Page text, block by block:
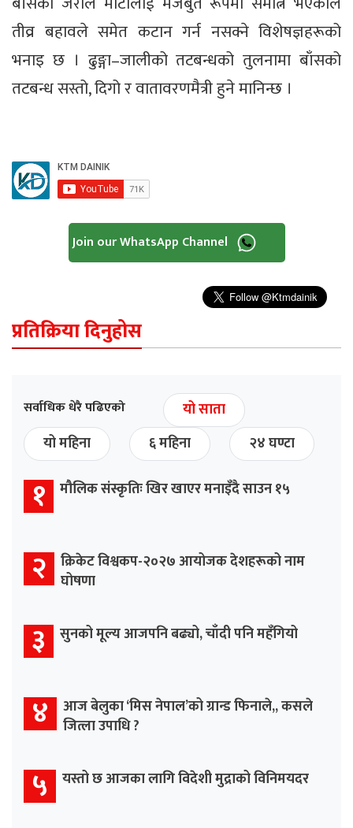
तीव्र बहावले समेत कटान गर्न नसक्ने विशेषज्ञहरूको
भनाइ छ । ढुङ्गा–जालीको तटबन्धको तुलनामा बाँसको
तटबन्ध सस्तो, दिगो र वातावरणमैत्री हुने मानिन्छ ।
Join our WhatsApp Channel
प्रतिक्रिया दिनुहोस
सर्वाधिक धेरै पढिएको
यो साता
यो महिना
६ महिना २४ घण्टा
१ मौलिक संस्कृतिः खिर खाएर मनाइँदै साउन १५
२ क्रिकेट विश्वकप-२०२७ आयोजक देशहरूको नाम
घोषणा
३ सुनको मूल्य आजपनि बढ्यो, चाँदी पनि महँगियो
४ आज बेलुका ‘मिस नेपाल’को ग्रान्ड फिनाले,, कसले
जित्ला उपाधि ?
५ यस्तो छ आजका लागि विदेशी मुद्राको विनिमयदर